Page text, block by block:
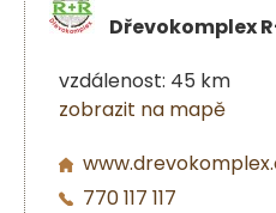
Dřevokomplex
vzdálenost: 45 km
zobrazit na mapě
770 117 117